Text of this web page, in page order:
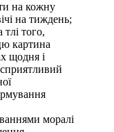
на кожну
на тиждень;
того,
картина
щодня і
моралі